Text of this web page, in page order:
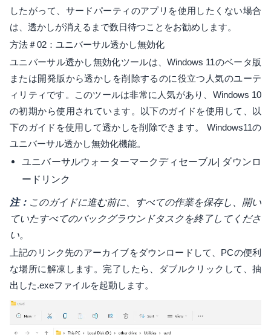
したがって、サードパーティのアプリを使用したくない場合
は、透かしが消えるまで数日待つことをお勧めします。
方法＃02：ユニバーサル透かし無効化
ユニバーサル透かし無効化ツールは、Windows 11のベータ版
または開発版から透かしを削除するのに役立つ人気のユーテ
ィリティです。このツールは非常に人気があり、Windows 10
の初期から使用されています。以下のガイドを使用して、以
下のガイドを使用して透かしを削除できます。 Windows11の
ユニバーサル透かし無効化機能。
ユニバーサルウォーターマークディセーブル| ダウンロ
ードリンク
注： このガイドに進む前に、すべての作業を保存し、開い
ていたすべてのバックグラウンドタスクを終了してくださ
い。
上記のリンク先のアーカイブをダウンロードして、PCの便利
な場所に解凍します。完了したら、ダブルクリックして、抽
出した.exeファイルを起動します。